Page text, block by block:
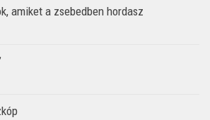
amiket a zsebedben hordasz